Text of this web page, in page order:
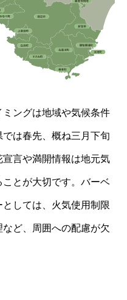
ングは地域や気候条件
は春先、概ね三月下旬
言や満開情報は地元気
とが大切です。バーベ
しては、火気使用制限
ど、周囲への配慮が欠